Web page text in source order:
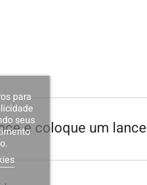
e coloque um
para
seus